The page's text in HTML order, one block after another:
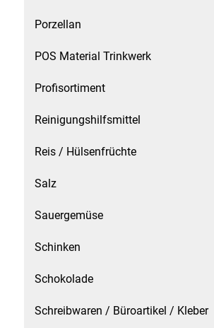
Porzellan
POS Material Trinkwerk
Profisortiment
Reinigungshilfsmittel
Porzellan
POS Material Trinkwerk
Profisortiment
Reinigungshilfsmittel
Reis / Hülsenfrüchte
Salz
Sauergemüse
Schinken
Schokolade
Schreibwaren / Büroartikel / Kleber